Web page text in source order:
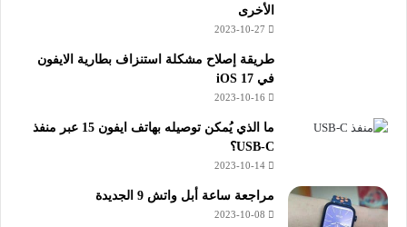
الأخرى
2023-10-27
طريقة إصلاح مشكلة استنزاف بطارية الايفون
في iOS 17
2023-10-16
ما الذي يُمكن توصيله بهاتف ايفون 15 عبر منفذ
USB-C؟
2023-10-14
مراجعة ساعة أبل واتش 9 الجديدة
2023-10-08